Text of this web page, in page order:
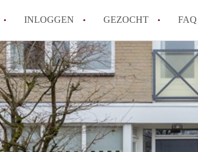
INLOGGEN GEZOCHT FAQ
How to translate
Wat is HuurwoningenEindhoven?
Hoeveel kost het om te reageren op
Wat is de privacyverklaring van
Berekent HuurwoningenEindhoven